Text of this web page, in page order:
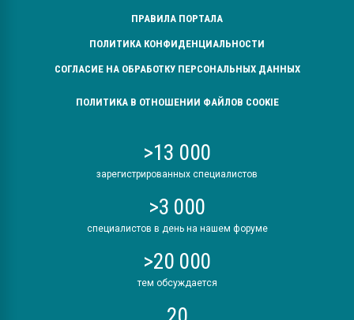
ПРАВИЛА ПОРТАЛА
ПОЛИТИКА КОНФИДЕНЦИАЛЬНОСТИ
СОГЛАСИЕ НА ОБРАБОТКУ ПЕРСОНАЛЬНЫХ ДАННЫХ
ПОЛИТИКА В ОТНОШЕНИИ ФАЙЛОВ COOKIE
>13 000
зарегистрированных специалистов
>3 000
специалистов в день на нашем форуме
>20 000
тем обсуждается